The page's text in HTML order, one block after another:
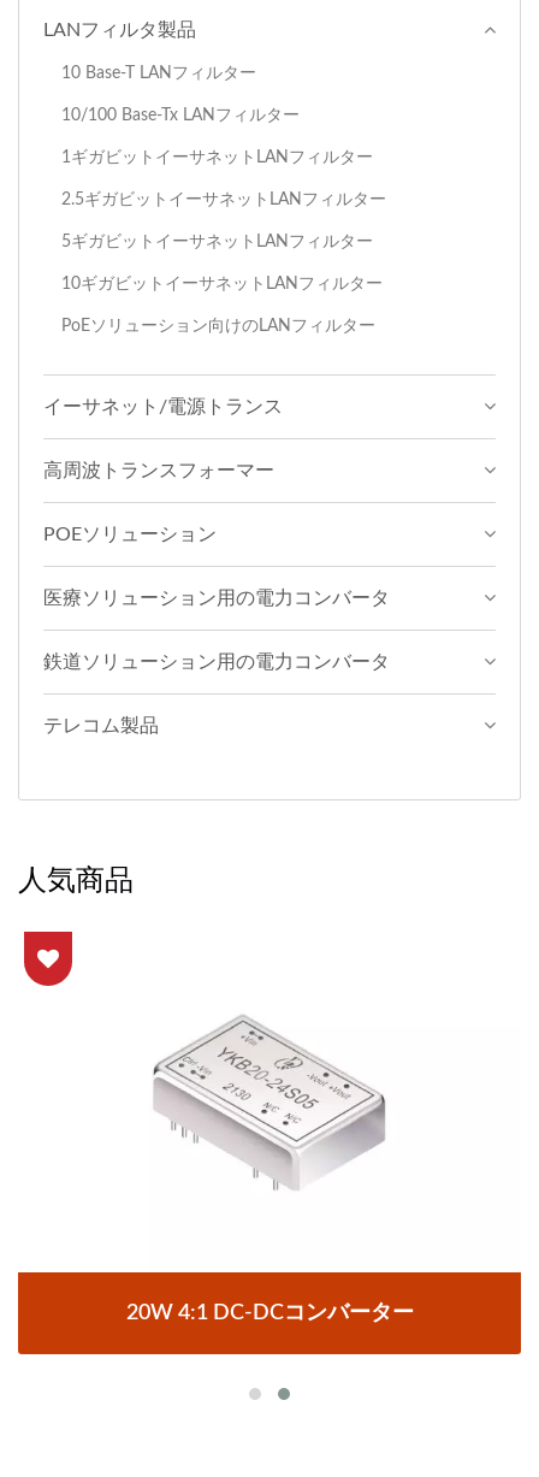
LANフィルタ製品
10 Base-T LANフィルター
10/100 Base-Tx LANフィルター
1ギガビットイーサネットLANフィルター
2.5ギガビットイーサネットLANフィルター
5ギガビットイーサネットLANフィルター
10ギガビットイーサネットLANフィルター
PoEソリューション向けのLANフィルター
イーサネット/電源トランス
高周波トランスフォーマー
POEソリューション
医療ソリューション用の電力コンバータ
鉄道ソリューション用の電力コンバータ
テレコム製品
人気商品
20W 4:1 DC-DCコンバーター